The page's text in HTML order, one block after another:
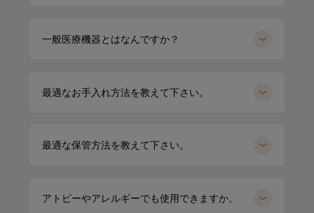
一般医療機器とはなんですか？
最適なお手入れ方法を教えて下さい。
最適な保管方法を教えて下さい。
アトピーやアレルギーでも使用できますか。
miyu154cm
kei164cm